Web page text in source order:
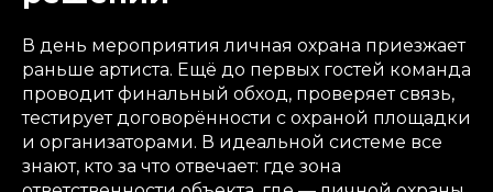
В день мероприятия личная охрана приезжает
раньше артиста. Ещё до первых гостей команда
проводит финальный обход, проверяет связь,
тестирует договорённости с охраной площадки
и организаторами. В идеальной системе все
знают, кто за что отвечает: где зона